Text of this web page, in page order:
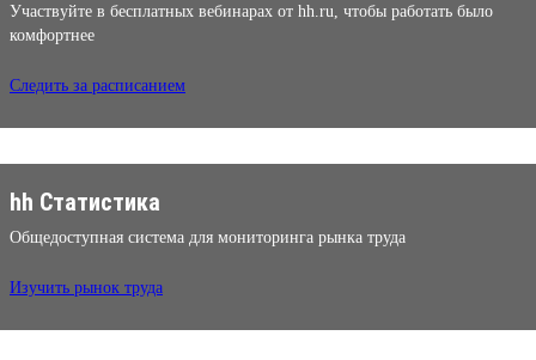
Участвуйте в бесплатных вебинарах от hh.ru, чтобы работать было
комфортнее
Следить за расписанием
hh Статистика
Общедоступная система для мониторинга рынка труда
Изучить рынок труда